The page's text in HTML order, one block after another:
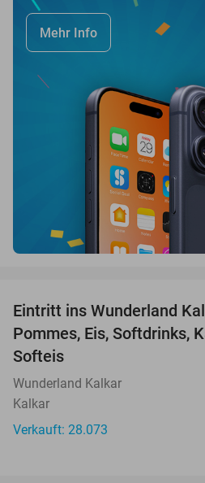
Mehr Info
Eintritt ins Wunderland
Pommes, Eis, Softdrinks,
Softeis
Wunderland Kalkar
Kalkar
Verkauft: 28.073